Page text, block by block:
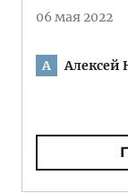
06 мая 2022
А Алексей